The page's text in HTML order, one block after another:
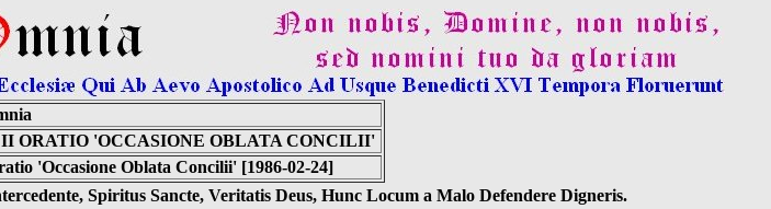
II ORATIO 'OCCASIONE OBLATA CONCILII'
'Occasione Oblata Concilii' [1986-02-24]
Spiritus Sancte, Veritatis Deus, Hunc Locum a Malo Defendere Digneris.